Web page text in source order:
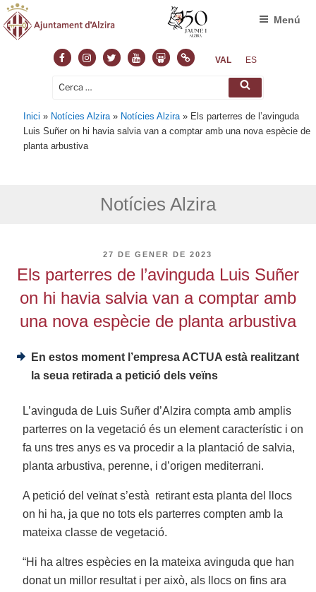
FacebookInstagram
TwitterYoutubeSlideshare
NormasVAL ES
Cerca: Cerca
Menú
Inici » Notícies Alzira » Notícies Alzira » Els parterres de l’avinguda
Luis Suñer on hi havia salvia van a comptar amb una nova espècie de
planta arbustiva
Notícies Alzira
PUBLICAT
27 DE GENER DE 2023
Els parterres de l’avinguda Luis Suñer
on hi havia salvia van a comptar amb
una nova espècie de planta arbustiva
En estos moment l’empresa ACTUA està realitzant
la seua retirada a petició dels veïns
L’avinguda de Luis Suñer d’Alzira compta amb amplis
parterres on la vegetació és un element característic i on
fa uns tres anys es va procedir a la plantació de salvia,
planta arbustiva, perenne, i d’origen mediterrani.
A petició del veïnat s’està retirant esta planta del llocs
on hi ha, ja que no tots els parterres compten amb la
mateixa classe de vegetació.
“Hi ha altres espècies en la mateixa avinguda que han
donat un millor resultat i per això, als llocs on fins ara